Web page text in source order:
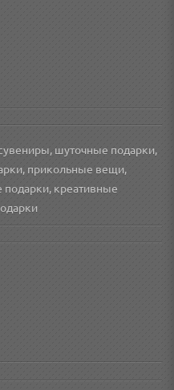
шуточные подарки,
прикольные вещи,
креативные